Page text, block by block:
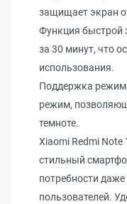
защищает экран
Функция быстрой
за 30 минут, что
использования.
Поддержка
режим,
темноте.
Xiaomi Redmi Note
стильный
потребности
пользователей.